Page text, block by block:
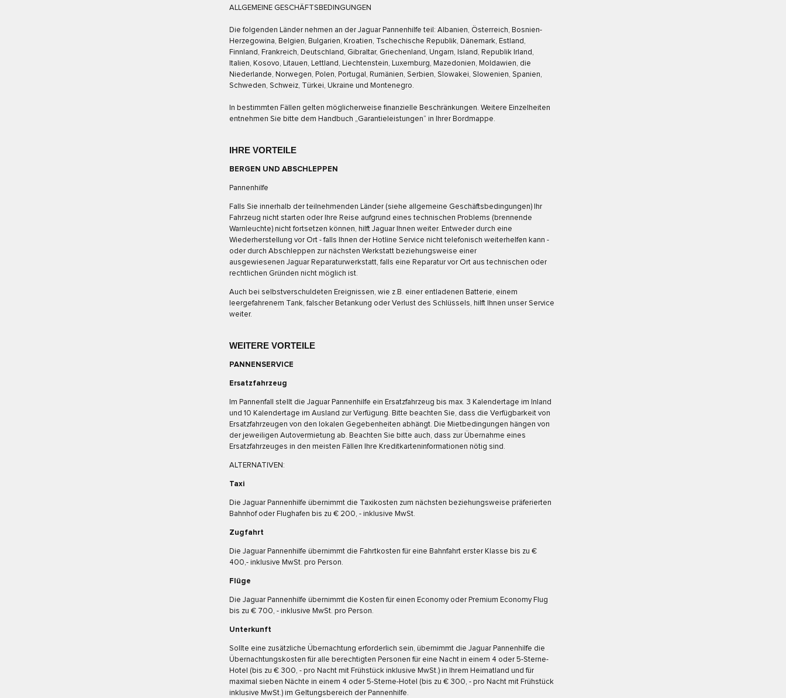
ALLGEMEINE GESCHÄFTSBEDINGUNGEN
Die folgenden Länder nehmen an der Jaguar Pannenhilfe teil: Albanien, Österreich, Bosnien-
Herzegowina, Belgien, Bulgarien, Kroatien, Tschechische Republik, Dänemark, Estland,
Finnland, Frankreich, Deutschland, Gibraltar, Griechenland, Ungarn, Island, Republik Irland,
Italien, Kosovo, Litauen, Lettland, Liechtenstein, Luxemburg, Mazedonien, Moldawien, die
Niederlande, Norwegen, Polen, Portugal, Rumänien, Serbien, Slowakei, Slowenien, Spanien,
Schweden, Schweiz, Türkei, Ukraine und Montenegro.
In bestimmten Fällen gelten möglicherweise finanzielle Beschränkungen. Weitere Einzelheiten
entnehmen Sie bitte dem Handbuch „Garantieleistungen“ in Ihrer Bordmappe.
IHRE VORTEILE
BERGEN UND ABSCHLEPPEN
Pannenhilfe
Falls Sie innerhalb der teilnehmenden Länder (siehe allgemeine Geschäftsbedingungen) Ihr
Fahrzeug nicht starten oder Ihre Reise aufgrund eines technischen Problems (brennende
Warnleuchte) nicht fortsetzen können, hilft Jaguar Ihnen weiter. Entweder durch eine
Wiederherstellung vor Ort - falls Ihnen der Hotline Service nicht telefonisch weiterhelfen kann -
oder durch Abschleppen zur nächsten Werkstatt beziehungsweise einer
ausgewiesenen Jaguar Reparaturwerkstatt, falls eine Reparatur vor Ort aus technischen oder
rechtlichen Gründen nicht möglich ist.
Auch bei selbstverschuldeten Ereignissen, wie z.B. einer entladenen Batterie, einem
leergefahrenem Tank, falscher Betankung oder Verlust des Schlüssels, hilft Ihnen unser Service
weiter.
WEITERE VORTEILE
PANNENSERVICE
Ersatzfahrzeug
Im Pannenfall stellt die Jaguar Pannenhilfe ein Ersatzfahrzeug bis max. 3 Kalendertage im Inland
und 10 Kalendertage im Ausland zur Verfügung. Bitte beachten Sie, dass die Verfügbarkeit von
Ersatzfahrzeugen von den lokalen Gegebenheiten abhängt. Die Mietbedingungen hängen von
der jeweiligen Autovermietung ab. Beachten Sie bitte auch, dass zur Übernahme eines
Ersatzfahrzeuges in den meisten Fällen Ihre Kreditkarteninformationen nötig sind.
ALTERNATIVEN:
Taxi
Die Jaguar Pannenhilfe übernimmt die Taxikosten zum nächsten beziehungsweise präferierten
Bahnhof oder Flughafen bis zu € 200, - inklusive MwSt.
Zugfahrt
Die Jaguar Pannenhilfe übernimmt die Fahrtkosten für eine Bahnfahrt erster Klasse bis zu €
400,- inklusive MwSt. pro Person.
Flüge
Die Jaguar Pannenhilfe übernimmt die Kosten für einen Economy oder Premium Economy Flug
bis zu € 700, - inklusive MwSt. pro Person.
Unterkunft
Sollte eine zusätzliche Übernachtung erforderlich sein, übernimmt die Jaguar Pannenhilfe die
Übernachtungskosten für alle berechtigten Personen für eine Nacht in einem 4 oder 5-Sterne-
Hotel (bis zu € 300, - pro Nacht mit Frühstück inklusive MwSt.) in Ihrem Heimatland und für
maximal sieben Nächte in einem 4 oder 5-Sterne-Hotel (bis zu € 300, - pro Nacht mit Frühstück
inklusive MwSt.) im Geltungsbereich der Pannenhilfe.